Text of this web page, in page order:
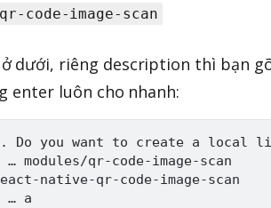
code-image-scan
dưới, riêng description thì bạn
enter luôn cho nhanh:
you want to create a local
modules/qr-code-image-scan
native-qr-code-image-scan
… a